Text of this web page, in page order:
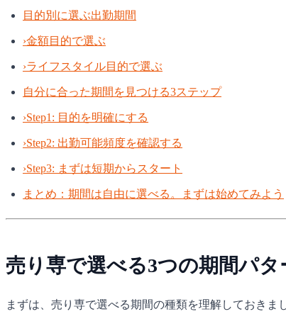
目的別に選ぶ出勤期間
›金額目的で選ぶ
›ライフスタイル目的で選ぶ
自分に合った期間を見つける3ステップ
›Step1: 目的を明確にする
›Step2: 出勤可能頻度を確認する
›Step3: まずは短期からスタート
まとめ：期間は自由に選べる。まずは始めてみよう
売り専で選べる3つの期間パタ
まずは、売り専で選べる期間の種類を理解しておきま